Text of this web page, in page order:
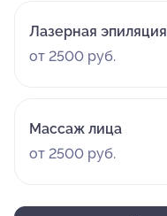
Лазерная эпиляция
от 2500 руб.
Массаж лица
от 2500 руб.